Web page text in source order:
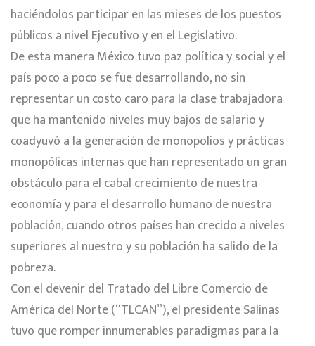
haciéndolos participar en las mieses de los puestos
públicos a nivel Ejecutivo y en el Legislativo.
De esta manera México tuvo paz política y social y el
país poco a poco se fue desarrollando, no sin
representar un costo caro para la clase trabajadora
que ha mantenido niveles muy bajos de salario y
coadyuvó a la generación de monopolios y prácticas
monopólicas internas que han representado un gran
obstáculo para el cabal crecimiento de nuestra
economía y para el desarrollo humano de nuestra
población, cuando otros países han crecido a niveles
superiores al nuestro y su población ha salido de la
pobreza.
Con el devenir del Tratado del Libre Comercio de
América del Norte (“TLCAN”), el presidente Salinas
tuvo que romper innumerables paradigmas para la